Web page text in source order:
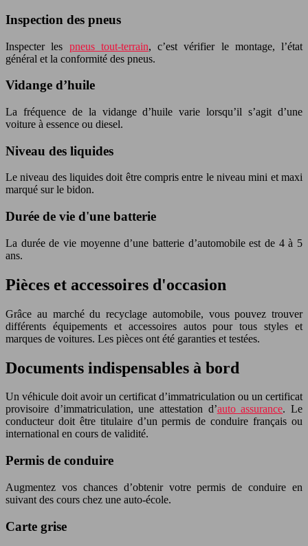
Inspection des pneus
Inspecter les pneus tout-terrain, c’est vérifier le montage, l’état
général et la conformité des pneus.
Vidange d’huile
La fréquence de la vidange d’huile varie lorsqu’il s’agit d’une
voiture à essence ou diesel.
Niveau des liquides
Le niveau des liquides doit être compris entre le niveau mini et maxi
marqué sur le bidon.
Durée de vie d'une batterie
La durée de vie moyenne d’une batterie d’automobile est de 4 à 5
ans.
Pièces et accessoires d'occasion
Grâce au marché du recyclage automobile, vous pouvez trouver
différents équipements et accessoires autos pour tous styles et
marques de voitures. Les pièces ont été garanties et testées.
Documents indispensables à bord
Un véhicule doit avoir un certificat d’immatriculation ou un certificat
provisoire d’immatriculation, une attestation d’auto assurance. Le
conducteur doit être titulaire d’un permis de conduire français ou
international en cours de validité.
Permis de conduire
Augmentez vos chances d’obtenir votre permis de conduire en
suivant des cours chez une auto-école.
Carte grise